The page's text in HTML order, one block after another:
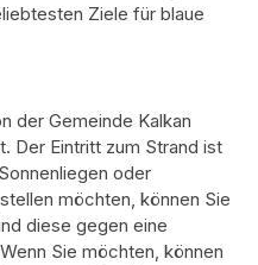
Ziele für blaue
der Gemeinde Kalkan
Der Eintritt zum Strand ist
oder
möchten, können Sie
diese gegen eine
Sie möchten, können